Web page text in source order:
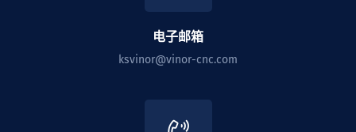
电子邮箱
ksvinor@vinor-cnc.com